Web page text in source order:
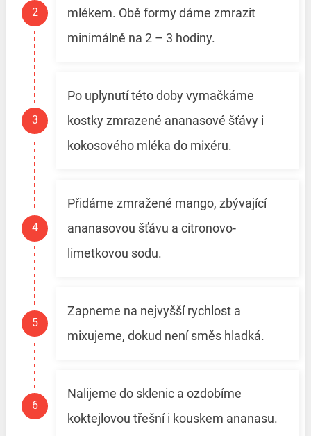
mlékem. Obě formy dáme zmrazit
minimálně na 2 – 3 hodiny.
Po uplynutí této doby vymačkáme
kostky zmrazené ananasové šťávy i
kokosového mléka do mixéru.
Přidáme zmražené mango, zbývající
ananasovou šťávu a citronovo-
limetkovou sodu.
Zapneme na nejvyšší rychlost a
mixujeme, dokud není směs hladká.
Nalijeme do sklenic a ozdobíme
koktejlovou třešní i kouskem ananasu.